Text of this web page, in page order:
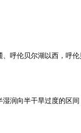
伦贝尔湖以西，呼伦
向半干旱过度的区间